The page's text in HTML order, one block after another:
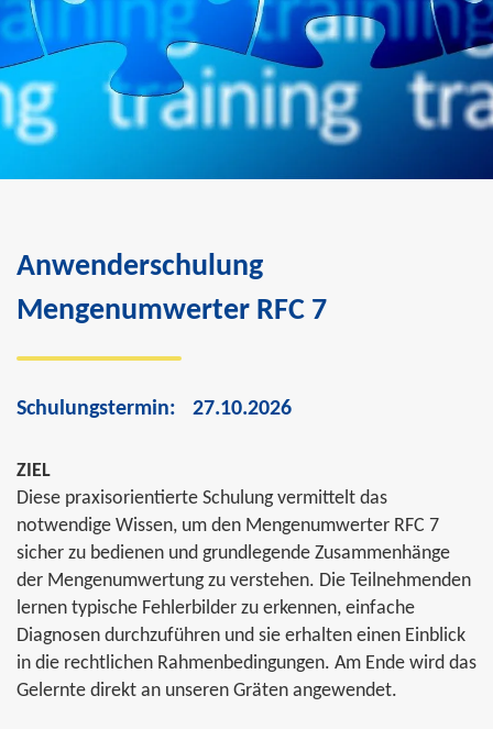
Anwenderschulung
Mengenumwerter RFC 7
Schulungstermin: 27.10.2026
ZIEL
Diese praxisorientierte Schulung vermittelt das
notwendige Wissen, um den Mengenumwerter RFC 7
sicher zu bedienen und grundlegende Zusammenhänge
der Mengenumwertung zu verstehen. Die Teilnehmenden
lernen typische Fehlerbilder zu erkennen, einfache
Diagnosen durchzuführen und sie erhalten einen Einblick
in die rechtlichen Rahmenbedingungen. Am Ende wird das
Gelernte direkt an unseren Gräten angewendet.